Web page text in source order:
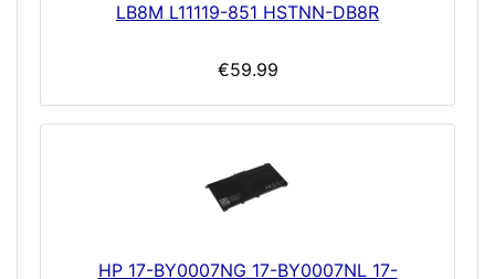
LB8M L11119-851 HSTNN-DB8R
€59.99
HP 17-BY0007NG 17-BY0007NL 17-